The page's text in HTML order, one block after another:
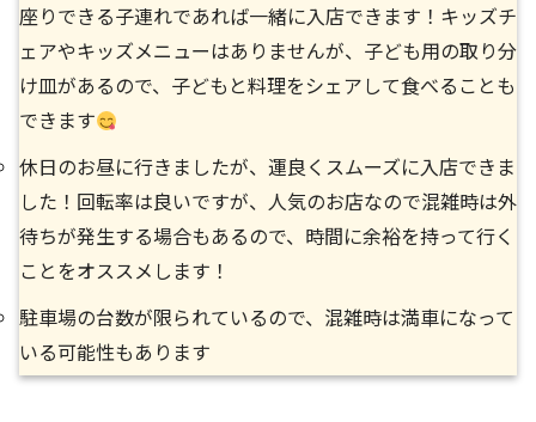
座りできる子連れであれば一緒に入店できます！キッズチ
ェアやキッズメニューはありませんが、子ども用の取り分
け皿があるので、子どもと料理をシェアして食べることも
できます
休日のお昼に行きましたが、運良くスムーズに入店できま
した！回転率は良いですが、人気のお店なので混雑時は外
待ちが発生する場合もあるので、時間に余裕を持って行く
ことをオススメします！
駐車場の台数が限られているので、混雑時は満車になって
いる可能性もあります